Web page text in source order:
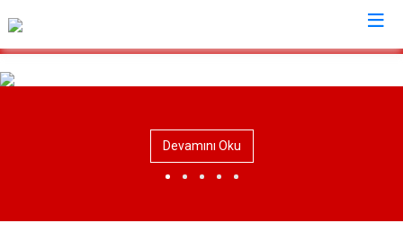
Sinop
Durağan
Devamını Oku